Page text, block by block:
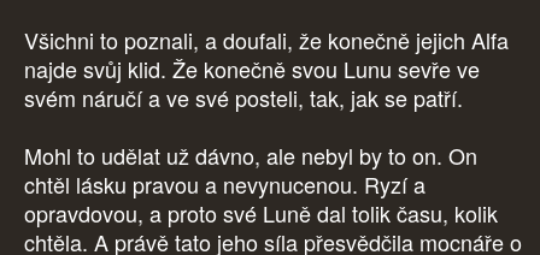
Všichni to poznali, a doufali, že konečně jejich Alfa
najde svůj klid. Že konečně svou Lunu sevře ve
svém náručí a ve své posteli, tak, jak se patří.
Mohl to udělat už dávno, ale nebyl by to on. On
chtěl lásku pravou a nevynucenou. Ryzí a
opravdovou, a proto své Luně dal tolik času, kolik
chtěla. A právě tato jeho síla přesvědčila mocnáře o